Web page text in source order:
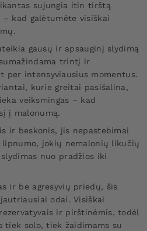
sujungia itin tirštą
kad galėtumėte visiškai
gausų ir apsauginį slydimą
trintį ir
per intensyviausius momentus.
kurie greitai pasišalina,
veiksmingas – kad
į malonumą.
ir beskonis, jis nepastebimai
jokių nemalonių likučių
nuo pradžios iki
ir be agresyvių priedų, šis
odai. Visiškai
ir pirštinėmis, todėl
solo, tiek žaidimams su